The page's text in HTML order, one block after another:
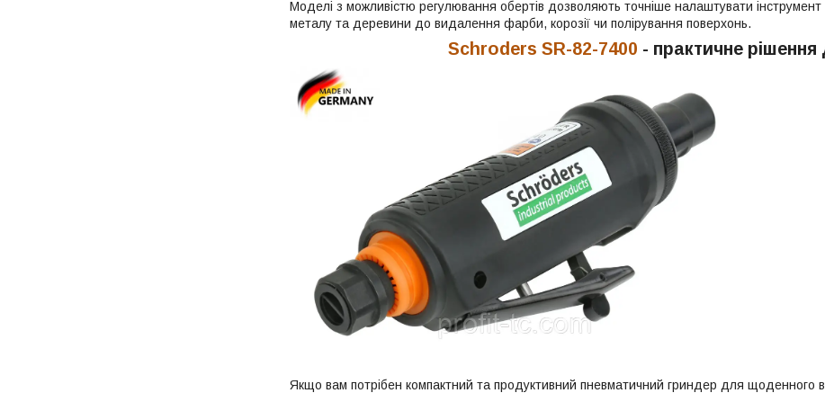
Моделі з можливістю регулювання обертів дозволяють точніше налаштувати
металу та деревини до видалення фарби, корозії чи полірування поверхонь.
Schroders SR-82-7400 - практичне
Якщо вам потрібен компактний та продуктивний пневматичний гриндер для щоденного